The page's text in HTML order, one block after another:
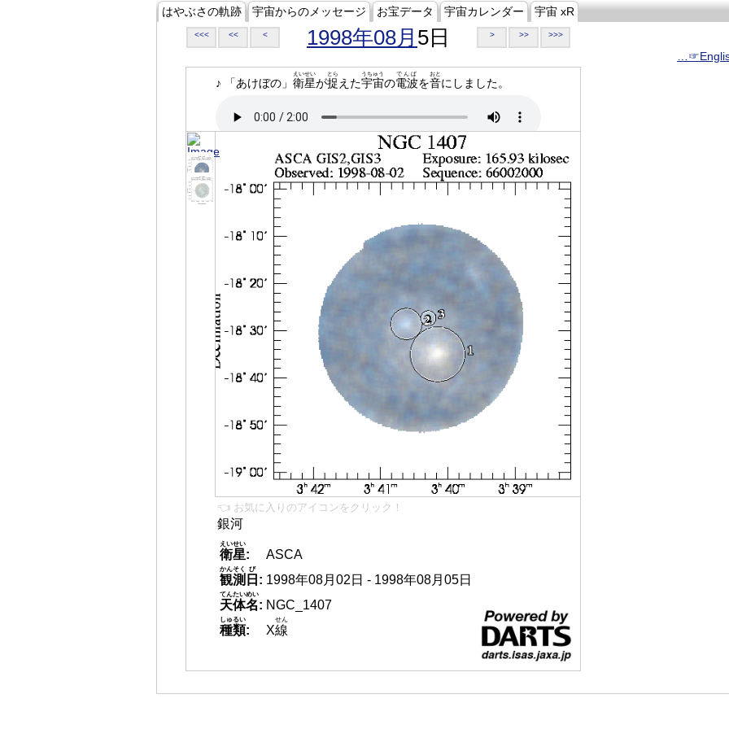
はやぶさの軌跡 宇宙からのメッセージ お宝データ 宇宙カレンダー 宇宙 xR
<<< << < 1998年08月 5日 > >> >>>
♪ 「あけぼの」 衛星
えいせい
が捉
とら
えた宇宙
うちゅう
の電波
でんぱ
を音
おと
にしました。
👈 お気に入りのアイコンをクリック！
銀河
衛星
えいせい
:
ASCA
観測
かんそく
日
び
: 1998年08月02日 - 1998年08月05日
天体名
てんたいめい
: NGC_1407
種類
しゅるい
: X線
せん